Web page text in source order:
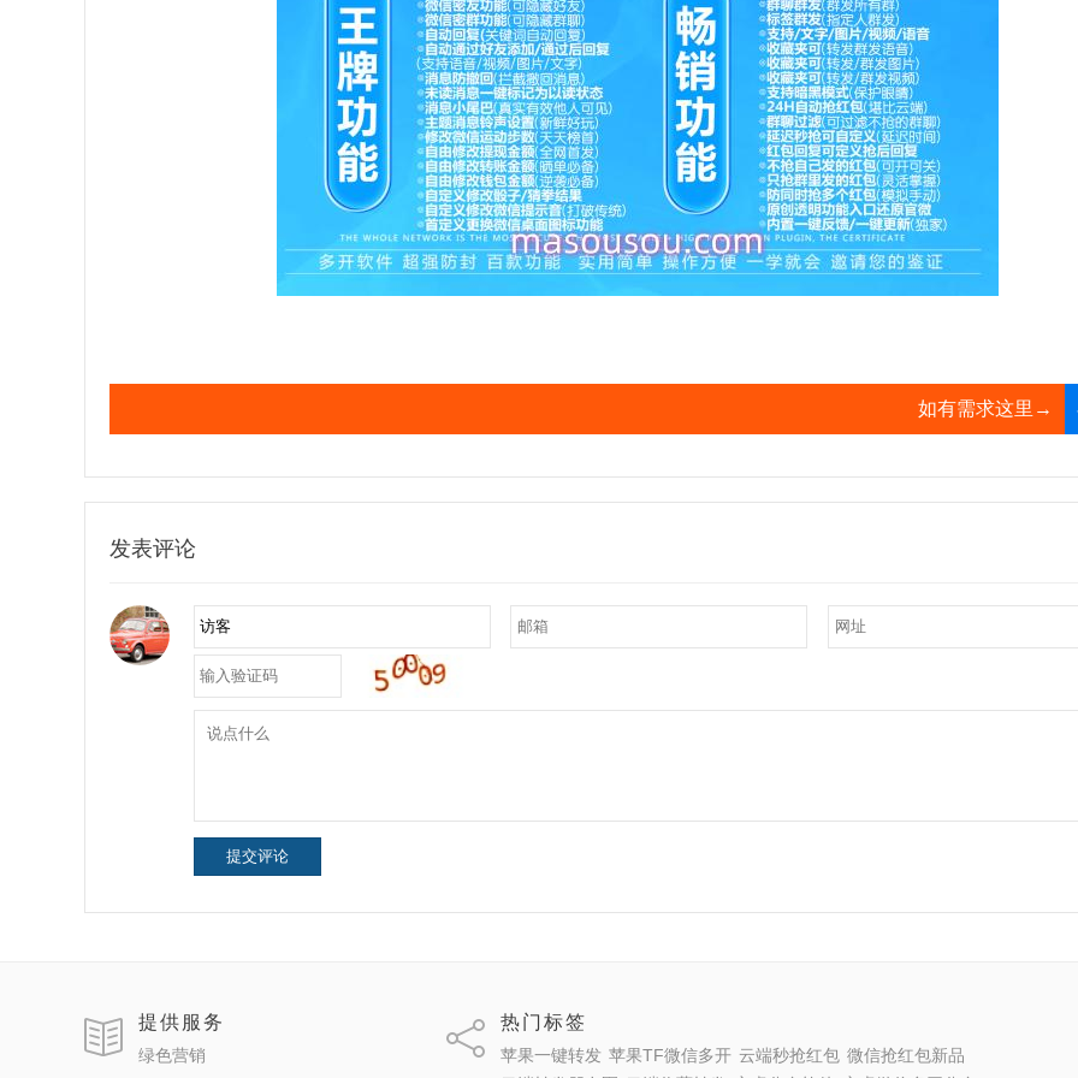
如有需求这里→
发表评论
提交评论
提供服务
绿色营销
热门标签
苹果一键转发 苹果TF微信多开 云端秒抢红包 微信抢红包新品